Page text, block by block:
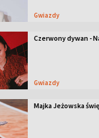
Gwiazdy
Czerwony dywan -
Gwiazdy
Majka Jeżowska